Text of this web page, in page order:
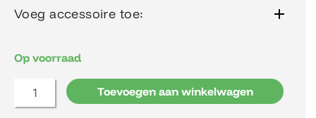
Voeg accessoire toe:
Op voorraad
Toevoegen aan winkelwagen